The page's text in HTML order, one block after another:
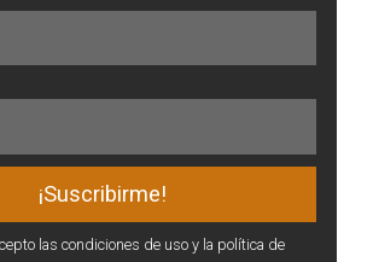
las condiciones de uso y la política de